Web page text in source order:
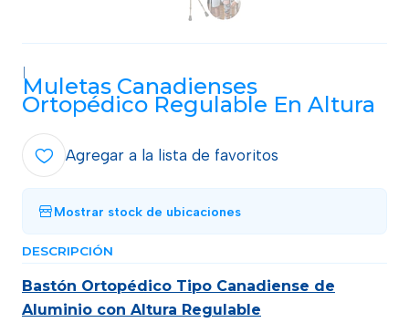
|
Muletas Canadienses
Ortopédico Regulable En Altura
Agregar a la lista de favoritos
Mostrar stock de ubicaciones
DESCRIPCIÓN
Bastón Ortopédico Tipo Canadiense de
Aluminio con Altura Regulable